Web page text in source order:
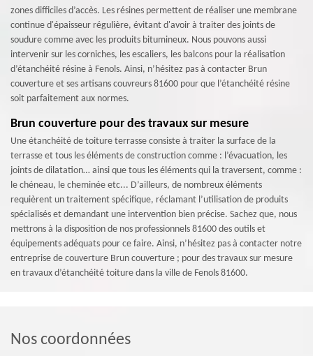
zones difficiles d’accès. Les résines permettent de réaliser une membrane
continue d'épaisseur régulière, évitant d'avoir à traiter des joints de
soudure comme avec les produits bitumineux. Nous pouvons aussi
intervenir sur les corniches, les escaliers, les balcons pour la réalisation
d’étanchéité résine à Fenols. Ainsi, n’hésitez pas à contacter Brun
couverture et ses artisans couvreurs 81600 pour que l’étanchéité résine
soit parfaitement aux normes.
Brun couverture pour des travaux sur mesure
Une étanchéité de toiture terrasse consiste à traiter la surface de la
terrasse et tous les éléments de construction comme : l’évacuation, les
joints de dilatation… ainsi que tous les éléments qui la traversent, comme :
le chéneau, le cheminée etc... D’ailleurs, de nombreux éléments
requièrent un traitement spécifique, réclamant l’utilisation de produits
spécialisés et demandant une intervention bien précise. Sachez que, nous
mettrons à la disposition de nos professionnels 81600 des outils et
équipements adéquats pour ce faire. Ainsi, n’hésitez pas à contacter notre
entreprise de couverture Brun couverture ; pour des travaux sur mesure
en travaux d’étanchéité toiture dans la ville de Fenols 81600.
Nos coordonnées